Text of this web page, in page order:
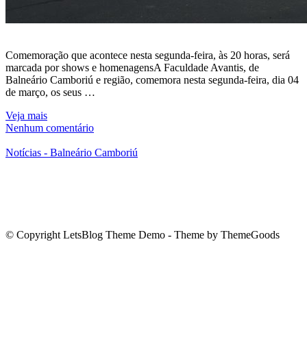
Comemoração que acontece nesta segunda-feira, às 20 horas, será
marcada por shows e homenagensA Faculdade Avantis, de
Balneário Camboriú e região, comemora nesta segunda-feira, dia 04
de março, os seus …
Veja mais
Nenhum comentário
Notícias - Balneário Camboriú
© Copyright LetsBlog Theme Demo - Theme by ThemeGoods